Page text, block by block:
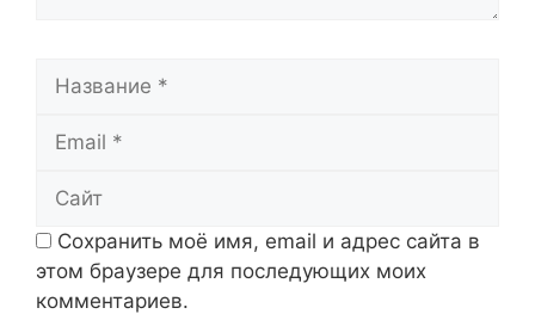
Название
Email
Сайт
Сохранить моё имя, email и адрес сайта в
этом браузере для последующих моих
комментариев.